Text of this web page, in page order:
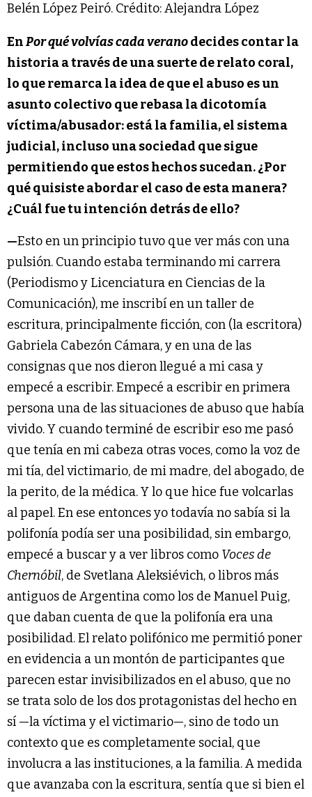
Belén López Peiró. Crédito: Alejandra López
EnPor qué volvías cada veranodecides contar la
historia a través de una suerte de relato coral,
lo que remarca la idea de que el abuso es un
asunto colectivo que rebasa la dicotomía
víctima/abusador: está la familia, el sistema
judicial, incluso una sociedad que sigue
permitiendo que estos hechos sucedan. ¿Por
qué quisiste abordar el caso de esta manera?
¿Cuál fue tu intención detrás de ello?
—Esto en un principio tuvo que ver más con una
pulsión. Cuando estaba terminando mi carrera
(Periodismo y Licenciatura en Ciencias de la
Comunicación), me inscribí en un taller de
escritura, principalmente ficción, con (la escritora)
Gabriela Cabezón Cámara, y en una de las
consignas que nos dieron llegué a mi casa y
empecé a escribir. Empecé a escribir en primera
persona una de las situaciones de abuso que había
vivido. Y cuando terminé de escribir eso me pasó
que tenía en mi cabeza otras voces, como la voz de
mi tía, del victimario, de mi madre, del abogado, de
la perito, de la médica. Y lo que hice fue volcarlas
al papel. En ese entonces yo todavía no sabía si la
polifonía podía ser una posibilidad, sin embargo,
empecé a buscar y a ver libros como Voces de
Chernóbil, de Svetlana Aleksiévich, o libros más
antiguos de Argentina como los de Manuel Puig,
que daban cuenta de que la polifonía era una
posibilidad. El relato polifónico me permitió poner
en evidencia a un montón de participantes que
parecen estar invisibilizados en el abuso, que no
se trata solo de los dos protagonistas del hecho en
sí —la víctima y el victimario—, sino de todo un
contexto que es completamente social, que
involucra a las instituciones, a la familia. A medida
que avanzaba con la escritura, sentía que si bien el